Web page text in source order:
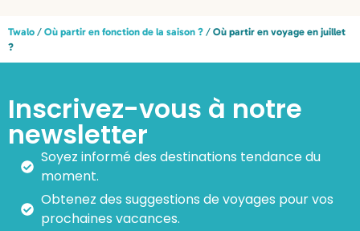
Twalo / Où partir en fonction de la saison ? / Où partir en voyage en juillet
?
Inscrivez-vous à notre
newsletter
Soyez informé des destinations tendance du
moment.
Obtenez des suggestions de voyages pour vos
prochaines vacances.